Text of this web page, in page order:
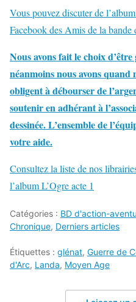
Vous pouvez discuter de
Facebook des Amis de la bande
Nous avons fait le choix
néanmoins nous avons quand
obligent à débourser de
soutenir en adhérant à
dessinée. L’ensemble de
votre aide.
Consultez la liste de nos
l’album L’Ogre acte 1
Catégories : BD d'action-
Chronique, Derniers articles
Étiquettes : glénat, Guerre de
d'Arc, Landa, Moyen Age